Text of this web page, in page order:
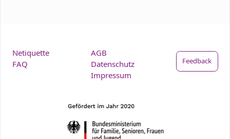
Netiquette
FAQ
AGB
Datenschutz
Impressum
Feedback